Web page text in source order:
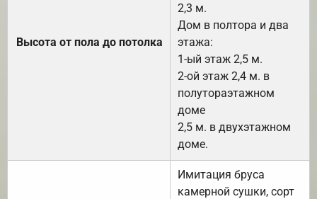
Высота от пола до потолка
2,3 м.
Дом в полтора и два
этажа:
1-ый этаж 2,5 м.
2-ой этаж 2,4 м. в
полутораэтажном
доме
2,5 м. в двухэтажном
доме.
Имитация бруса
камерной сушки, сорт